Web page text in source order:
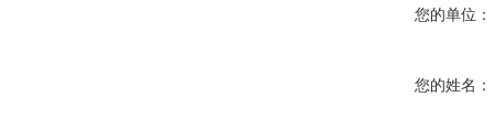
您的单位：
您的姓名：